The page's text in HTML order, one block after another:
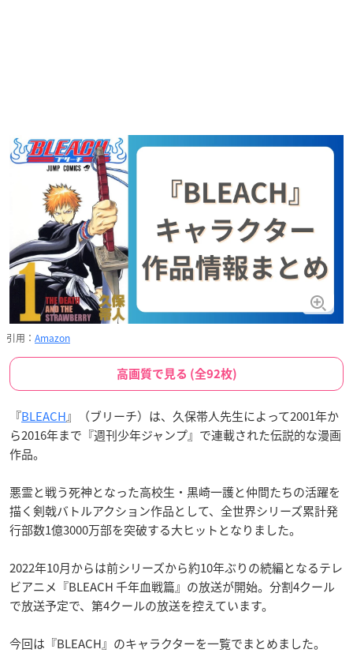
引用： Amazon
高画質で見る (全92枚)
『BLEACH』（ブリーチ）は、久保帯人先生によって2001年か
ら2016年まで『週刊少年ジャンプ』で連載された伝説的な漫画
作品。
悪霊と戦う死神となった高校生・黒崎一護と仲間たちの活躍を
描く剣戟バトルアクション作品として、全世界シリーズ累計発
行部数1億3000万部を突破する大ヒットとなりました。
2022年10月からは前シリーズから約10年ぶりの続編となるテレ
ビアニメ『BLEACH 千年血戦篇』の放送が開始。分割4クール
で放送予定で、第4クールの放送を控えています。
今回は『BLEACH』のキャラクターを一覧でまとめました。